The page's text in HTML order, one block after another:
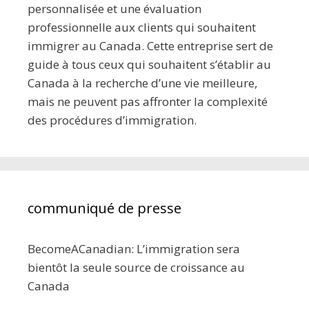
personnalisée et une évaluation
professionnelle aux clients qui souhaitent
immigrer au Canada. Cette entreprise sert de
guide à tous ceux qui souhaitent s’établir au
Canada à la recherche d’une vie meilleure,
mais ne peuvent pas affronter la complexité
des procédures d’immigration.
communiqué de presse
BecomeACanadian: L’immigration sera
bientôt la seule source de croissance au
Canada